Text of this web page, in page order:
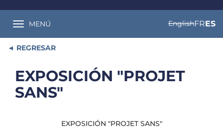
Toggle navigation
MENÚ EnglishFRES
REGRESAR
EXPOSICIÓN "PROJET
SANS"
EXPOSICIÓN "PROJET SANS"